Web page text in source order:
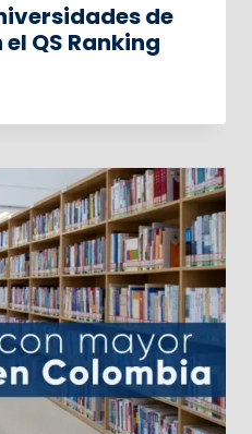
de
QS Ranking